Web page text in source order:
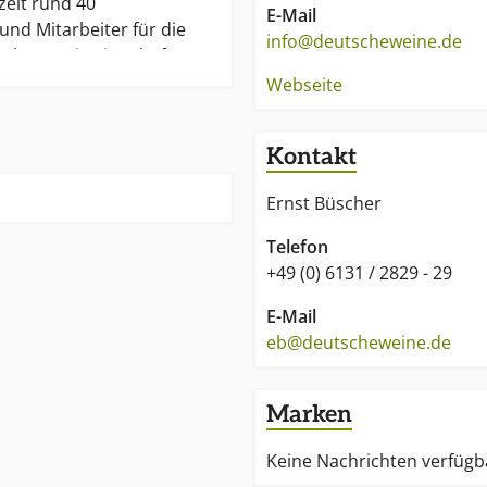
Mitarbeiter für die
Weinwirtschaft.
Märkten aktiv:
Finnland,
E-Mail
info@deutscheweine.de
Webseite
Kontakt
Ernst Büscher
Telefon
+49 (0) 6131 / 2829 - 29
E-Mail
eb@deutscheweine.de
Marken
Keine Nachrichten